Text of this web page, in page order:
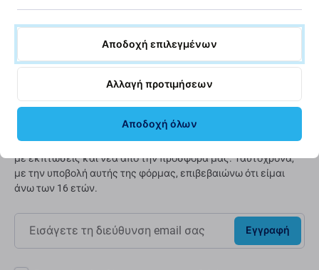
περισσότερα για το πώς προσαρμόζουμε τις
διαδικασίες μας ώστε να το μειώσουμε.
Ενημερωτικό δελτίο Fix
Εγγραφείτε για να λαμβάνετε τακτικά πληροφορίες σχετικά
με εκπτώσεις και νέα από την προσφορά μας. Ταυτόχρονα,
με την υποβολή αυτής της φόρμας, επιβεβαιώνω ότι είμαι
άνω των 16 ετών.
Εγγραφή
Αποδοχή επιλεγμένων
Αλλαγή προτιμήσεων
Αποδοχή όλων